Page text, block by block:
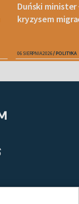
Duński minister
kryzysem
06 SIERPNIA 2026 POLITYKA